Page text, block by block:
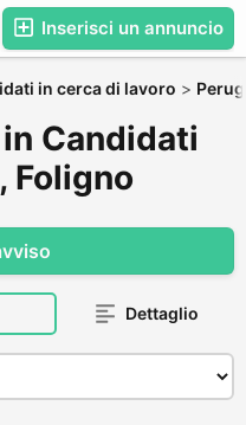
Inserisci un annuncio
in cerca di lavoro >
Candidati
Foligno
Dettaglio